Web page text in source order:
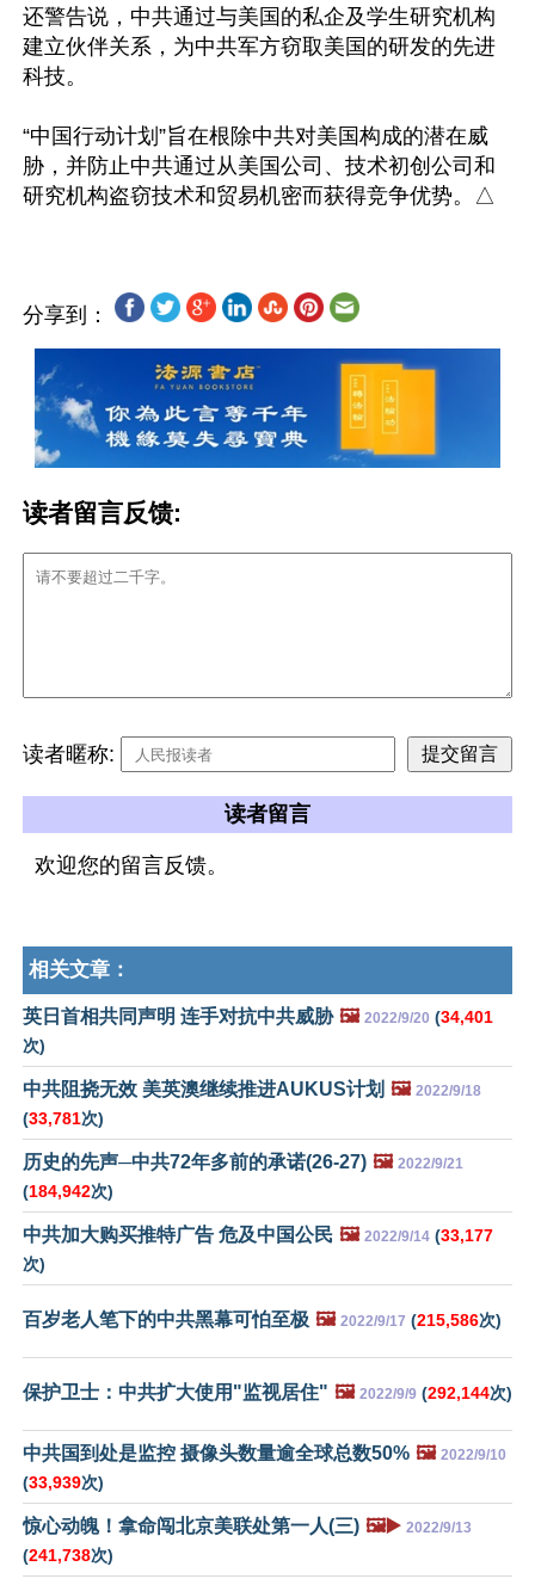
还警告说，中共通过与美国的私企及学生研究机构
建立伙伴关系，为中共军方窃取美国的研发的先进
科技。
“中国行动计划”旨在根除中共对美国构成的潜在威
胁，并防止中共通过从美国公司、技术初创公司和
分享到：
读者留言反馈:
读者暱称:
读者留言
欢迎您的留言反馈。
相关文章：
英日首相共同声明 连手对抗中共威胁 🖼️ 2022/9/20 (34,401
次)
中共阻挠无效 美英澳继续推进AUKUS计划 🖼️ 2022/9/18
(33,781次)
历史的先声─中共72年多前的承诺(26-27) 🖼️ 2022/9/21
(184,942次)
中共加大购买推特广告 危及中国公民 🖼️ 2022/9/14 (33,177
次)
百岁老人笔下的中共黑幕可怕至极 🖼️ 2022/9/17 (215,586次)
保护卫士：中共扩大使用"监视居住" 🖼️ 2022/9/9 (292,144次)
中共国到处是监控 摄像头数量逾全球总数50% 🖼️ 2022/9/10
(33,939次)
惊心动魄！拿命闯北京美联处第一人(三) 🖼️▶️ 2022/9/13
(241,738次)